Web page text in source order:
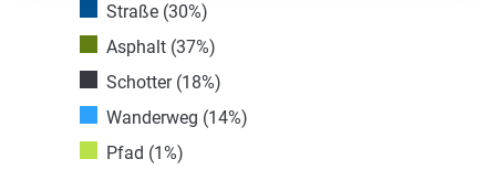
Straße (30%)
Asphalt (37%)
Schotter (18%)
Wanderweg (14%)
Pfad (1%)